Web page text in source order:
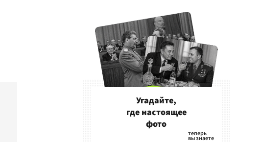
Угадайте,
где настоящее
фото